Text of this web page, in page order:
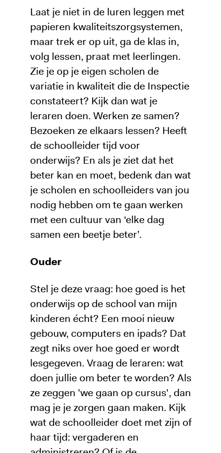
Laat je niet in de luren leggen met
papieren kwaliteitszorgsystemen,
maar trek er op uit, ga de klas in,
volg lessen, praat met leerlingen.
Zie je op je eigen scholen de
variatie in kwaliteit die de Inspectie
constateert? Kijk dan wat je
leraren doen. Werken ze samen?
Bezoeken ze elkaars lessen? Heeft
de schoolleider tijd voor
onderwijs? En als je ziet dat het
beter kan en moet, bedenk dan wat
je scholen en schoolleiders van jou
nodig hebben om te gaan werken
met een cultuur van ‘elke dag
samen een beetje beter’.
Ouder
Stel je deze vraag: hoe goed is het
onderwijs op de school van mijn
kinderen écht? Een mooi nieuw
gebouw, computers en ipads? Dat
zegt niks over hoe goed er wordt
lesgegeven. Vraag de leraren: wat
doen jullie om beter te worden? Als
ze zeggen 'we gaan op cursus', dan
mag je je zorgen gaan maken. Kijk
wat de schoolleider doet met zijn of
haar tijd: vergaderen en